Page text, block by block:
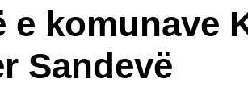
e komunave
Sandevë